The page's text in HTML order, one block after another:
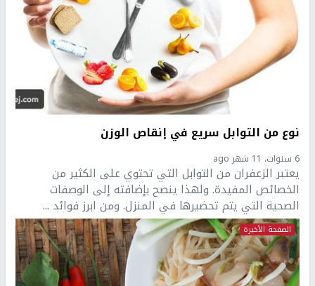
نوع من التوابل سريع في إنقاص الوزن
6 سنوات، 11 شهر ago
يعتبر الزعفران من التوابل التي تحتوي على الكثير من
الخصائص المفيدة. ولهذا ينصح بإضافته إلى الوصفات
الصحية التي يتم تحضيرها في المنزل. ومن ابرز فوائد ...
الصفحة الأخيرة